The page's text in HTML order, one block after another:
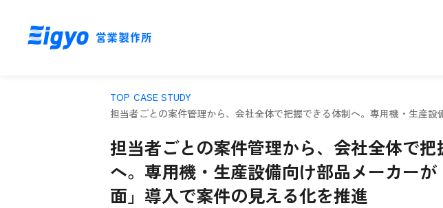
TOP CASE STUDY
担当者ごとの案件管理から、会社全体で把握できる体制へ。専用機・生産
担当者ごとの案件管理から、会社全体で把
へ。専用機・生産設備向け部品メーカーが
面」導入で案件の見える化を推進